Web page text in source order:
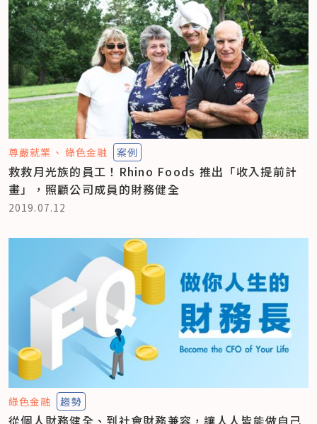
尊嚴就業 綠色金融 案例
救救月光族的員工！Rhino Foods 推出「收入提前計
畫」，照顧公司成員的財務健全
2019.07.12
綠色金融 趨勢
從個人財務健全、到社會財務兼容，讓人人皆能做自己